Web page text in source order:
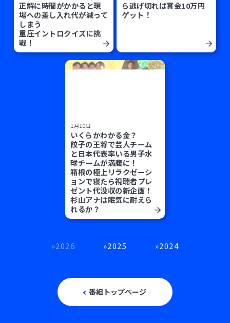
正解に時間がかかると現
場への差し入れ代が減って
しまう
重圧イントロクイズに挑
戦！
ら逃げ切れば賞金10万円
ゲット！
1月10日
いくらかわかる金？
餃子の王将で芸人チーム
と日本代表率いる男子水
球チームが満腹に！
箱根の極上リラクゼーシ
ョンで寝たら視聴者プレ
ゼント代没収の新企画！
杉山アナは眠気に耐えら
れるか？
2026 2025 2024
番組トップページ